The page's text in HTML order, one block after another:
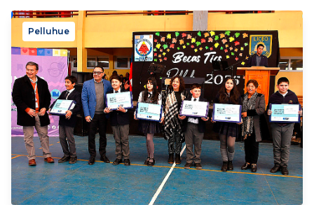
Población Fernández en la ciudad de Cauquenes.
La...
Pelluhue